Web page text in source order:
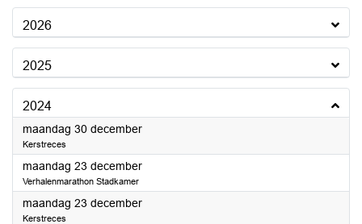
2026
2025
2024
maandag 30 december2024
Kerstreces
maandag 23 december2024
Verhalenmarathon Stadkamer
maandag 23 december2024
Kerstreces